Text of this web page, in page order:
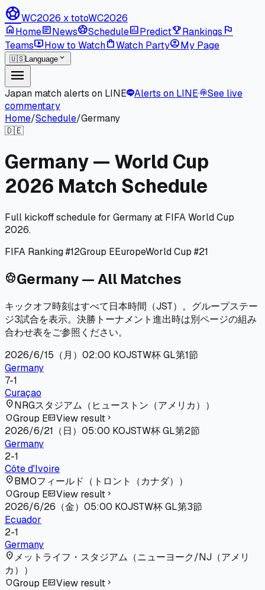
sports_soccerWC2026 x totoWC2026
homeHomearticleNewssports_soccerSchedulepollPredictemoji_eventsRankings flag
Teamslive_tvHow to Watchshopping_bagWatch Partyaccount_circleMy Page
🇺🇸Language expand_more
menu
Japan match alerts on LINE Alerts on LINE·podcastsSee live
commentary
Home/Schedule/Germany
🇩🇪
Germany — World Cup
2026 Match Schedule
Full kickoff schedule for Germany at FIFA World Cup
2026.
FIFA Ranking #12Group EEuropeWorld Cup #21
sports_soccerGermany — All Matches
キックオフ時刻はすべて日本時間（JST）。グループステー
ジ3試合を表示。決勝トーナメント進出時は別ページの組み
合わせ表をご参照ください。
2026/6/15（月） 02:00 KOJSTW杯 GL第1節
Germany
7-1
Curaçao
location_onNRGスタジアム （ ヒューストン（アメリカ） ）
shieldGroup Efact_checkView result chevron_right
2026/6/21（日） 05:00 KOJSTW杯 GL第2節
Germany
2-1
Côte d'Ivoire
location_onBMOフィールド （ トロント（カナダ） ）
shieldGroup Efact_checkView result chevron_right
2026/6/26（金） 05:00 KOJSTW杯 GL第3節
Ecuador
2-1
Germany
location_on メットライフ・スタジアム （ニューヨーク/NJ（アメリ
カ） ）
shieldGroup Efact_checkView result chevron_right